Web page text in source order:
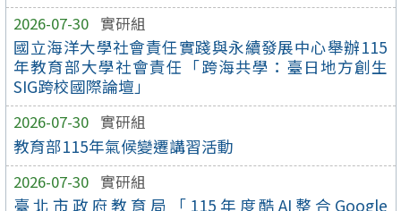
2026-07-30 實研組
國立海洋大學社會責任實踐與永續發展中心舉辦115
年教育部大學社會責任「跨海共學：臺日地方創生
SIG跨校國際論壇」
2026-07-30 實研組
教育部115年氣候變遷講習活動
2026-07-30 實研組
臺北市政府教育局「115年度酷AI整合Google